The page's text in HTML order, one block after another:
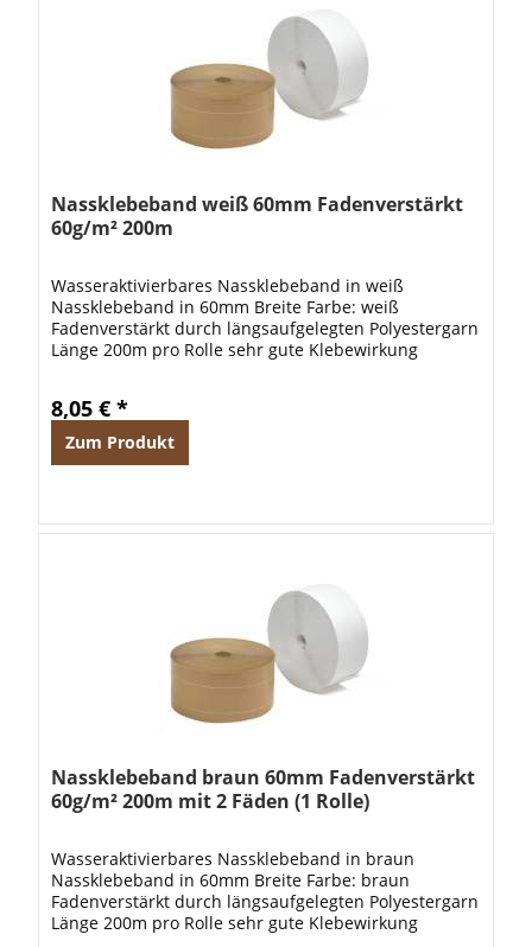
Nassklebeband weiß 60mm Fadenverstärkt
60g/m² 200m
Wasseraktivierbares Nassklebeband in weiß
Nassklebeband in 60mm Breite Farbe: weiß
Fadenverstärkt durch längsaufgelegten Polyestergarn
Länge 200m pro Rolle sehr gute Klebewirkung
8,05 € *
Zum Produkt
Nassklebeband braun 60mm Fadenverstärkt
60g/m² 200m mit 2 Fäden (1 Rolle)
Wasseraktivierbares Nassklebeband in braun
Nassklebeband in 60mm Breite Farbe: braun
Fadenverstärkt durch längsaufgelegten Polyestergarn
Länge 200m pro Rolle sehr gute Klebewirkung